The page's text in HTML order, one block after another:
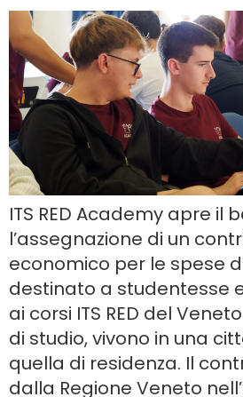
ITS RED Academy apre il
l’assegnazione di un
economico per le spese
destinato a studentesse
ai corsi ITS RED del
di studio, vivono in una
quella di residenza. Il
dalla Regione Veneto